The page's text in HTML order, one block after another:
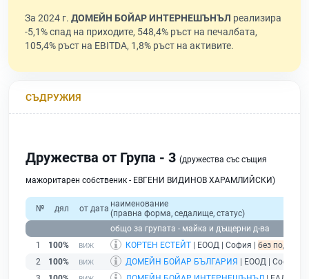
За 2024 г. ДОМЕЙН БОЙАР ИНТЕРНЕШЪНЪЛ реализира
-5,1% спад на приходите, 548,4% ръст на печалбата,
105,4% ръст на EBITDA, 1,8% ръст на активите.
СЪДРУЖИЯ
Дружества от Група - 3 (дружества със същия
мажоритарен собственик - ЕВГЕНИ ВИДИНОВ ХАРАМЛИЙСКИ)
№ дял от дата наименование
(правна форма, седалище, статус)
общо за групата - майка и дъщерни д-ва
1
100% КОРТЕН ЕСТЕЙТ | ЕООД | София | без подаден
2
100% ДОМЕЙН БОЙАР БЪЛГАРИЯ | ЕООД | София |